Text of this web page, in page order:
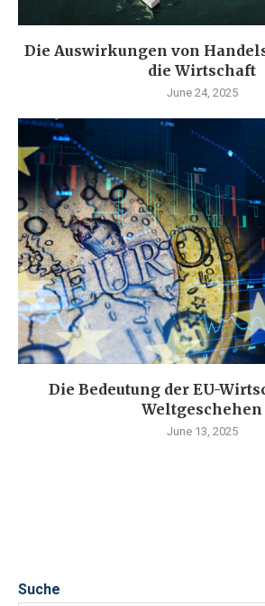
Die Auswirkungen von
die Wirtschaft
June 24, 2025
Die Bedeutung der EU-
Weltgeschehen
June 13, 2025
Suche